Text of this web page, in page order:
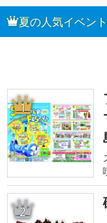
夏の人気イベン
1
2